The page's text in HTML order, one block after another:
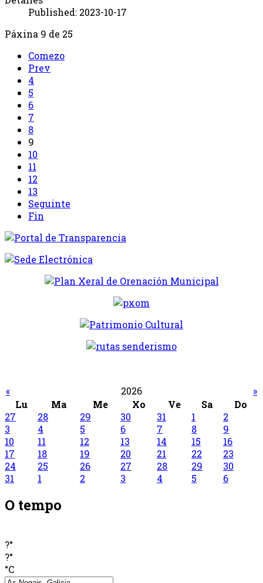
Published: 2023-10-17
Páxina 9 de 25
Comezo
Prev
4
5
6
7
8
9
10
11
12
13
Seguinte
Fin
« 2026
»
Lu
Ma Me Xo Ve Sa
Do
27
28 29 30 31 1
2
3
4 5 6 7 8
9
10
11 12 13 14 15
16
17
18 19 20 21 22
23
24
25 26 27 28 29
30
31
1 2 3 4 5 6
O tempo
?°
?°
°C